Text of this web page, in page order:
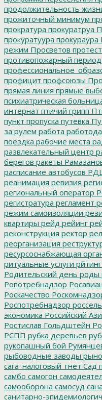
продолжительность
прожиточный минимум
прократура прокуратруа
прокуратуура прокураура
режим Просветов протест
противопожарный период
профицит профсоюзы
прямая линия прямые
психиатрическая
интернат птичий грипп
пункт пропуска путевка
за рулем работа
поездка рабочие места
развлекательный центр
берегов ракеты
расписание автобусов
реанимация ревизия
региональный оператор
регистратура регламент
режим самоизоляции
квартиры рейд рейинг
реконструкция ректор
реорганизация
ресурсоснабжающая
ритуальные услуги рйтинг
Родительский день роды
Ропотребнадзор
Роскачество
Роспотребнадзор
экономика Российский
Ростислав Гольдштейн
РСПП рубка деревьев
рукопашный бой
рыбоводные заводы
сага_налоговый_гнет Сад
самбо самогон
самооборона самосуд
санитарно-